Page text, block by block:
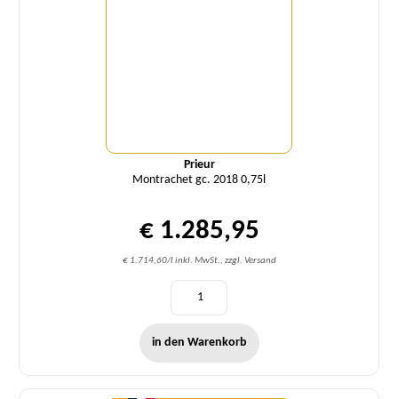
Prieur
Montrachet gc. 2018 0,75l
€ 1.285,95
€ 1.714,60/l inkl. MwSt., zzgl. Versand
in den Warenkorb
Menge